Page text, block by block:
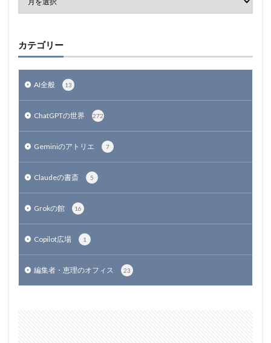
カテゴリー
AI全般 13
ChatGPTの世界 272
Geminiのアトリエ 7
Claudeの書斎 5
Grokの館 16
Copilot広場 1
編集者・恵理のオフィス 23